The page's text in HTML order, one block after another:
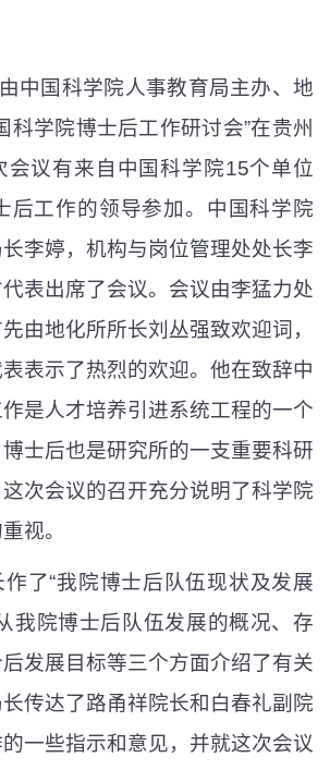
中国科学院人事教育局主办、地
科学院博士后工作研讨会”在贵州
会议有来自中国科学院15个单位
后工作的领导参加。中国科学院
李婷，机构与岗位管理处处长李
表出席了会议。会议由李猛力处
由地化所所长刘丛强致欢迎词，
表示了热烈的欢迎。他在致辞中
是人才培养引进系统工程的一个
士后也是研究所的一支重要科研
次会议的召开充分说明了科学院
视。
作了“我院博士后队伍现状及发展
我院博士后队伍发展的概况、存
发展目标等三个方面介绍了有关
传达了路甬祥院长和白春礼副院
一些指示和意见，并就这次会议